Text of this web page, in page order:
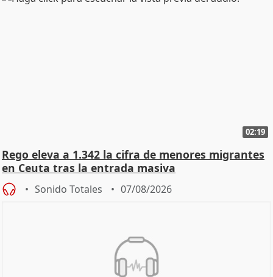
02:19
Rego eleva a 1.342 la cifra de menores migrantes
en Ceuta tras la entrada masiva
Sonido Totales 07/08/2026